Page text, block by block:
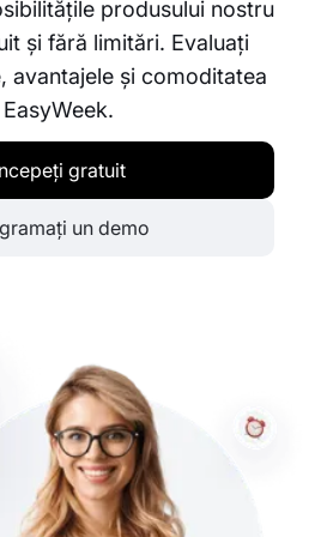
produsului nostru
și fără limitări. Evaluați
avantajele și comoditatea
EasyWeek.
gratuit
un demo